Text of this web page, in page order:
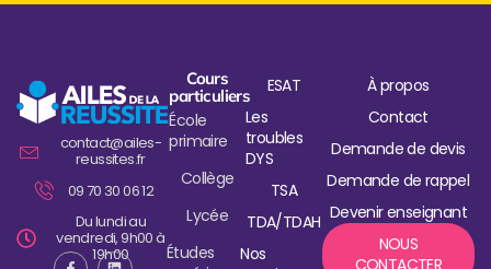
contact@ailes-
reussites.fr
09 70 30 06 12
Du lundi au
vendredi, 9h00 à
19h00
Cours
particuliers
École
primaire
Collège
Lycée
Études
ESAT
Les
troubles
DYS
TSA
TDA/TDAH
Nos
À propos
Contact
Demande de devis
Demande de rappel
Devenir enseignant
NOUS